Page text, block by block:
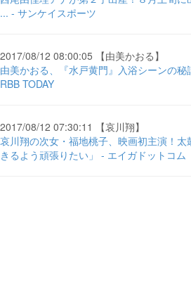
... - サンケイスポーツ
2017/08/12 08:00:05 【由美かおる】
由美かおる、『水戸黄門』入浴シーンの
RBB TODAY
2017/08/12 07:30:11 【哀川翔】
哀川翔の次女・福地桃子、映画初主演！
きるよう頑張りたい」 - エイガドットコム